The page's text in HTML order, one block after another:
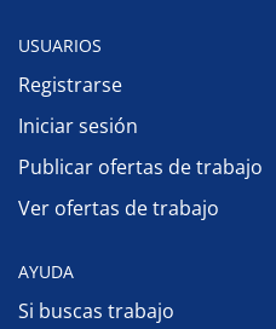
USUARIOS
Registrarse
Iniciar sesión
Publicar ofertas de trabajo
Ver ofertas de trabajo
AYUDA
Si buscas trabajo